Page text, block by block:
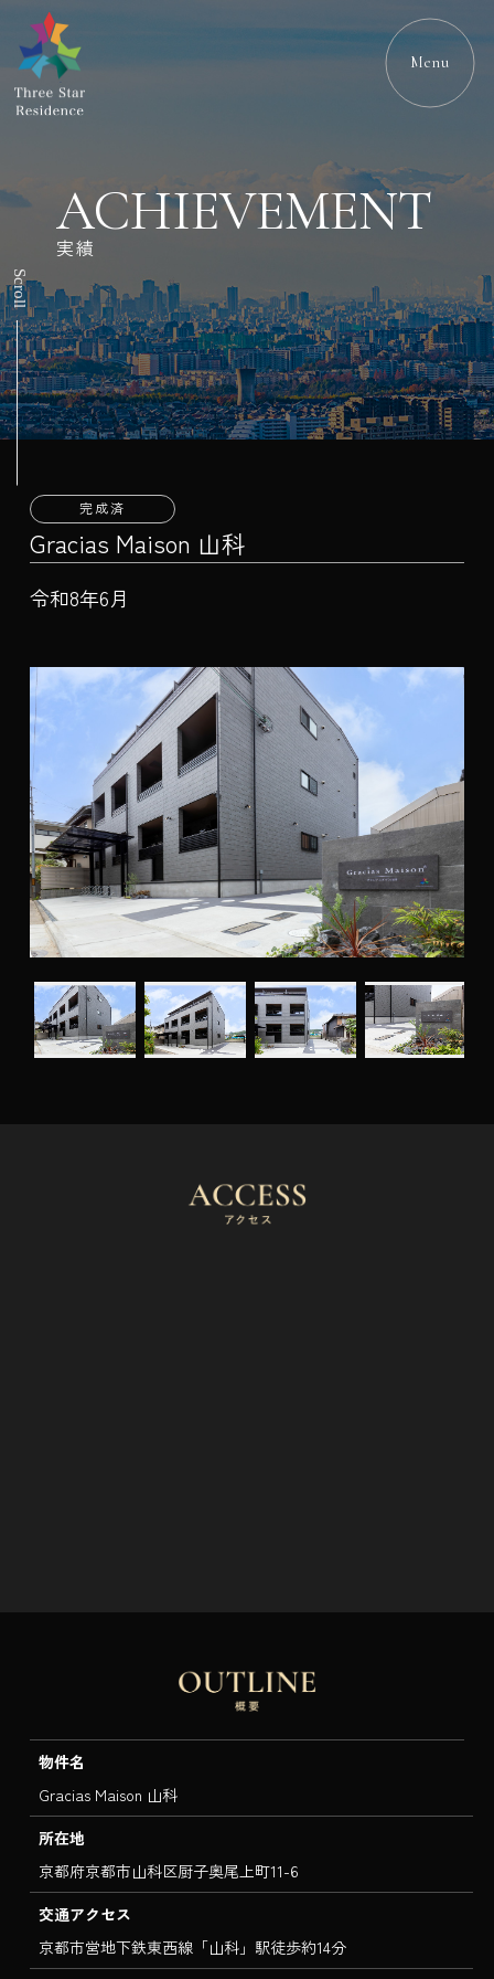
Menu
ACHIEVEMENT
実績
Scroll
完成済
Gracias Maison 山科
令和8年6月
物件名
Gracias Maison 山科
所在地
京都府京都市山科区厨子奥尾上町11-6
交通アクセス
京都市営地下鉄東西線「山科」駅徒歩約14分